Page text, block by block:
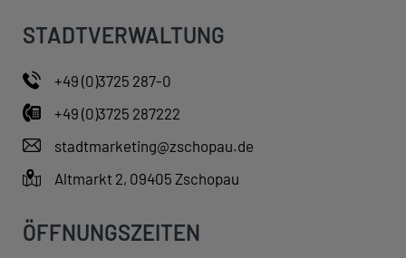
STADTVERWALTUNG
+49 (0)3725 287-0
+49 (0)3725 287222
stadtmarketing@zschopau.de
Altmarkt 2, 09405 Zschopau
ÖFFNUNGSZEITEN